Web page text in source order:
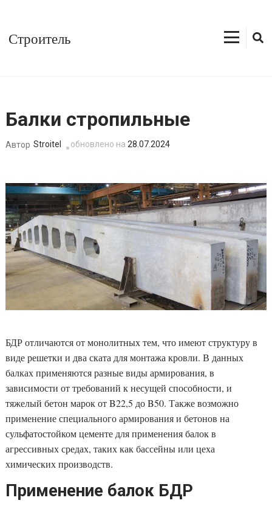
содержимому
Строитель
Балки стропильные
Автор Stroitel обновлено на 28.07.2024
БДР отличаются от монолитных тем, что имеют структуру в
виде решетки и два ската для монтажа кровли. В данных
балках применяются разные виды армирования, в
зависимости от требований к несущей способности, и
тяжелый бетон марок от B22,5 до B50. Также возможно
применение специального армирования и бетонов на
сульфатостойком цементе для применения балок в
агрессивных средах, таких как бассейны или цеха
химических производств.
Применение балок БДР